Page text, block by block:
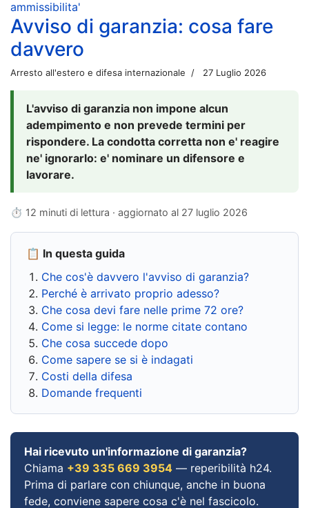
ammissibilita'
Avviso di garanzia: cosa fare
davvero
Arresto all'estero e difesa internazionale 27 Luglio 2026
L'avviso di garanzia non impone alcun
adempimento e non prevede termini per
rispondere. La condotta corretta non e' reagire
ne' ignorarlo: e' nominare un difensore e
lavorare.
⏱ 12 minuti di lettura · aggiornato al 27 luglio 2026
📋 In questa guida
Che cos'è davvero l'avviso di garanzia?
Perché è arrivato proprio adesso?
Che cosa devi fare nelle prime 72 ore?
Come si legge: le norme citate contano
Che cosa succede dopo
Come sapere se si è indagati
Costi della difesa
Domande frequenti
Hai ricevuto un'informazione di garanzia?
Chiama +39 335 669 3954 — reperibilità h24.
Prima di parlare con chiunque, anche in buona
fede, conviene sapere cosa c'è nel fascicolo.